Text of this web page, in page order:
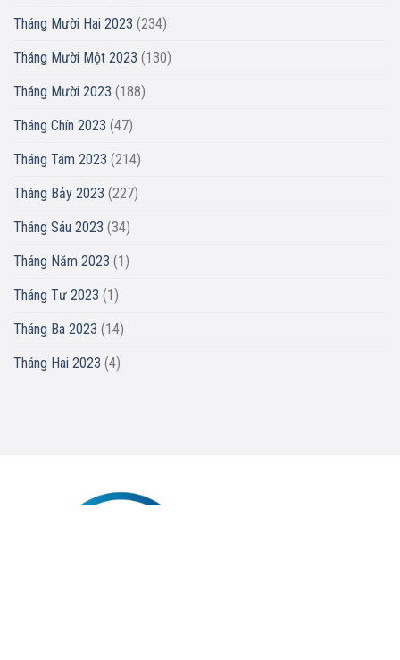
Tháng Mười Hai 2023 (234)
Tháng Mười Một 2023 (130)
Tháng Mười 2023 (188)
Tháng Chín 2023 (47)
Tháng Tám 2023 (214)
Tháng Bảy 2023 (227)
Tháng Sáu 2023 (34)
Tháng Năm 2023 (1)
Tháng Tư 2023 (1)
Tháng Ba 2023 (14)
Tháng Hai 2023 (4)